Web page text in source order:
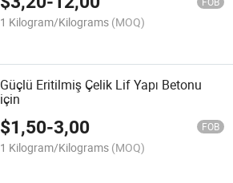
1 Kilogram/Kilograms (MOQ)
Güçlü Eritilmiş Çelik Lif Yapı Betonu
için
$1,50-3,00 FOB
1 Kilogram/Kilograms (MOQ)